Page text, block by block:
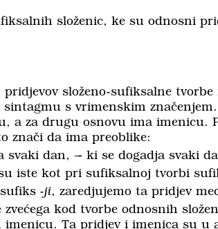
složenic, ke su odnosni
složeno-sufiksalne
s vrimenskim
a za drugu osnovu ima imenicu.
znači da ima preoblike:
svaki dan, → ki se dogadja svaki
iste kot pri sufiksalnoj tvorbi
-ji, zaredjujemo ta pridjev
zvećega kod tvorbe odnosnih
Ta pridjev i imenica su